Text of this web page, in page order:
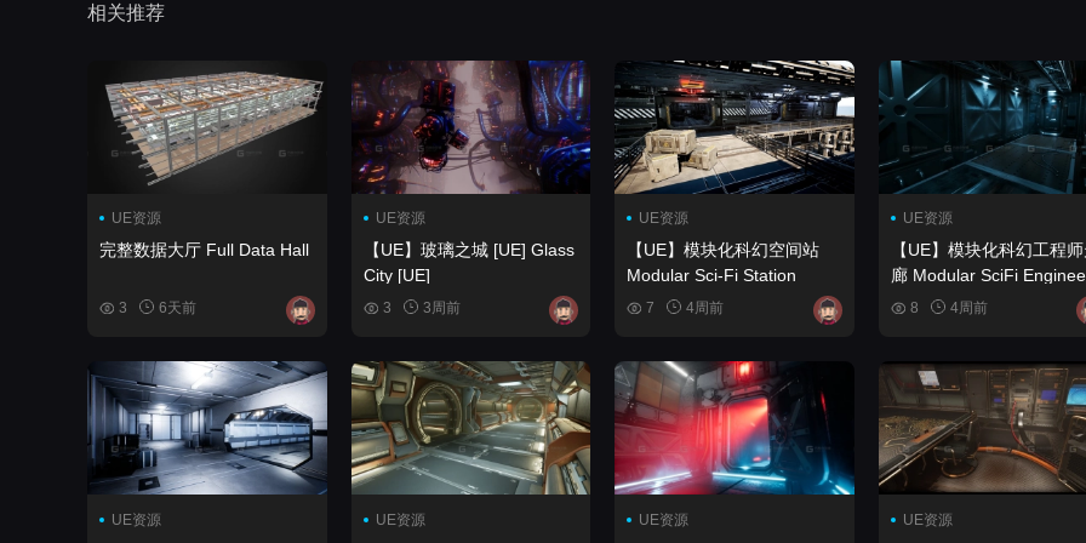
相关推荐
UE资源
完整数据大厅 Full Data Hall
3 6天前
UE资源
【UE】玻璃之城 [UE] Glass
City [UE]
3 3周前
UE资源
【UE】模块化科幻空间站
Modular Sci-Fi Station
7 4周前
UE资源
【UE】模块化科幻工程
廊 Modular SciFi Engineer
Hallways
8 4周前
UE资源 UE资源 UE资源 UE资源